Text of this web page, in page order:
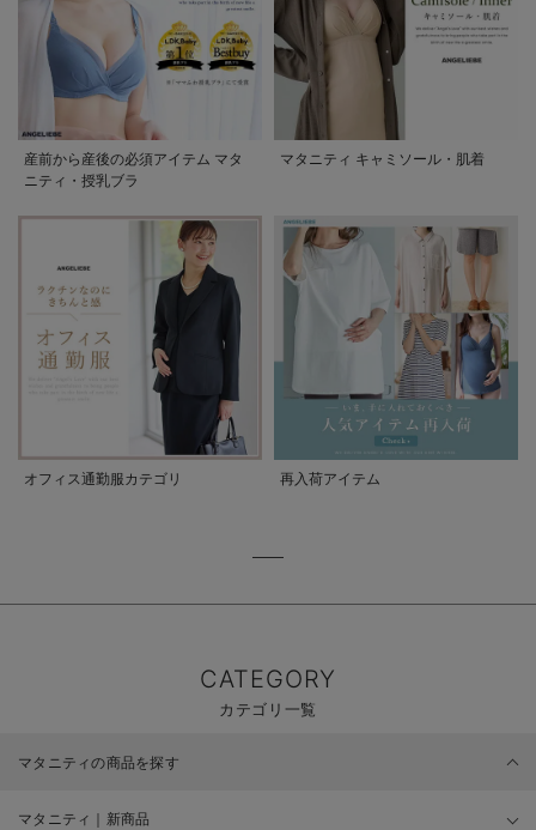
産前から産後の必須アイテム マタ
ニティ・授乳ブラ
マタニティ キャミソール・肌着
オフィス通勤服カテゴリ 再入荷アイテム
CATEGORY
カテゴリ一覧
マタニティの商品を探す
マタニティ｜新商品